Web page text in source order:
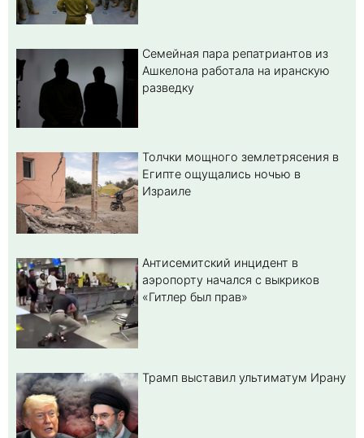
Семейная пара репатриантов из
Ашкелона работала на иранскую
разведку
Толчки мощного землетрясения в
Египте ощущались ночью в
Израиле
Антисемитский инцидент в
аэропорту начался с выкриков
«Гитлер был прав»
Трамп выставил ультиматум Ирану